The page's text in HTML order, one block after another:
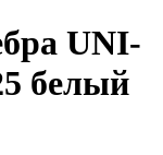
UNI-
белый